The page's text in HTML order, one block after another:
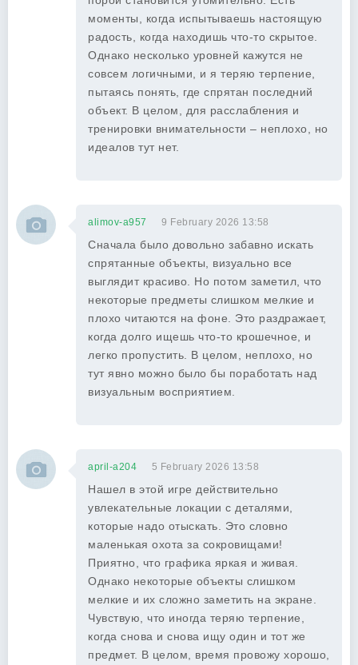
моменты, когда испытываешь настоящую
радость, когда находишь что-то скрытое.
Однако несколько уровней кажутся не
совсем логичными, и я теряю терпение,
пытаясь понять, где спрятан последний
объект. В целом, для расслабления и
тренировки внимательности – неплохо, но
идеалов тут нет.
alimov-a957 9 February 2026 13:58
Сначала было довольно забавно искать
спрятанные объекты, визуально все
выглядит красиво. Но потом заметил, что
некоторые предметы слишком мелкие и
плохо читаются на фоне. Это раздражает,
когда долго ищешь что-то крошечное, и
легко пропустить. В целом, неплохо, но
тут явно можно было бы поработать над
визуальным восприятием.
april-a204 5 February 2026 13:58
Нашел в этой игре действительно
увлекательные локации с деталями,
которые надо отыскать. Это словно
маленькая охота за сокровищами!
Приятно, что графика яркая и живая.
Однако некоторые объекты слишком
мелкие и их сложно заметить на экране.
Чувствую, что иногда теряю терпение,
когда снова и снова ищу один и тот же
предмет. В целом, время провожу хорошо,